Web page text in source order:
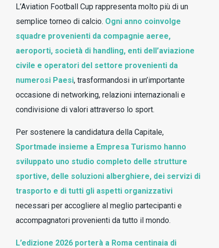
L’Aviation Football Cup rappresenta molto più di un
semplice torneo di calcio. Ogni anno coinvolge
squadre provenienti da compagnie aeree,
aeroporti, società di handling, enti dell’aviazione
civile e operatori del settore provenienti da
numerosi Paesi, trasformandosi in un’importante
occasione di networking, relazioni internazionali e
condivisione di valori attraverso lo sport.
Per sostenere la candidatura della Capitale,
Sportmade insieme a Empresa Turismo hanno
sviluppato uno studio completo delle strutture
sportive, delle soluzioni alberghiere, dei servizi di
trasporto e di tutti gli aspetti organizzativi
necessari per accogliere al meglio partecipanti e
accompagnatori provenienti da tutto il mondo.
L’edizione 2026 porterà a Roma centinaia di